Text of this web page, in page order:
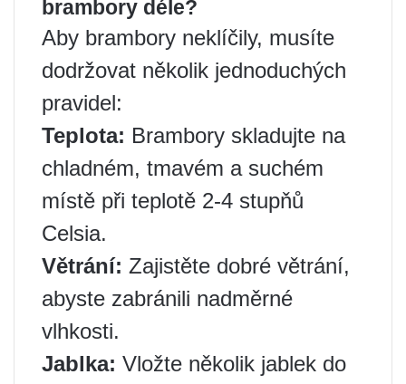
brambory déle?
Aby brambory neklíčily, musíte
dodržovat několik jednoduchých
pravidel:
Teplota: Brambory skladujte na
chladném, tmavém a suchém
místě při teplotě 2-4 stupňů
Celsia.
Větrání: Zajistěte dobré větrání,
abyste zabránili nadměrné
vlhkosti.
Jablka: Vložte několik jablek do